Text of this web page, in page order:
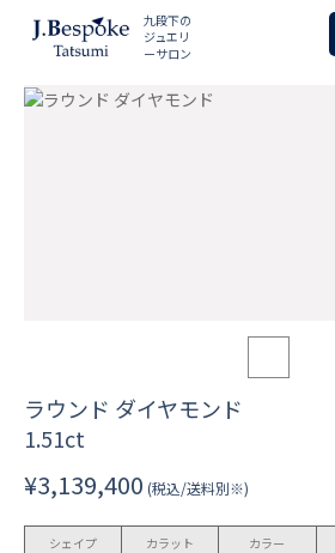
九段下の
ジュエリ
ーサロン
ラウンド ダイヤモンド
1.51ct
¥3,139,400 (税込/送料別※)
シェイプ カラット カラー